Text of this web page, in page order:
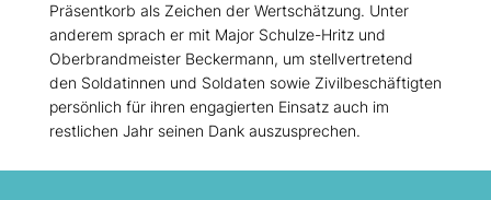
Präsentkorb als Zeichen der Wertschätzung. Unter
anderem sprach er mit Major Schulze-Hritz und
Oberbrandmeister Beckermann, um stellvertretend
den Soldatinnen und Soldaten sowie Zivilbeschäftigten
persönlich für ihren engagierten Einsatz auch im
restlichen Jahr seinen Dank auszusprechen.